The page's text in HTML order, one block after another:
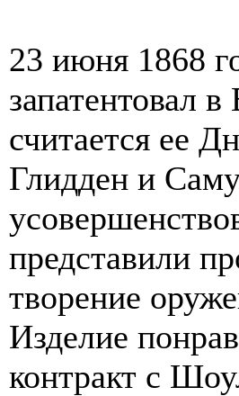
23 июня 1868
запатентовал
считается ее
Глидден и
представили
творение
Изделие
контракт с